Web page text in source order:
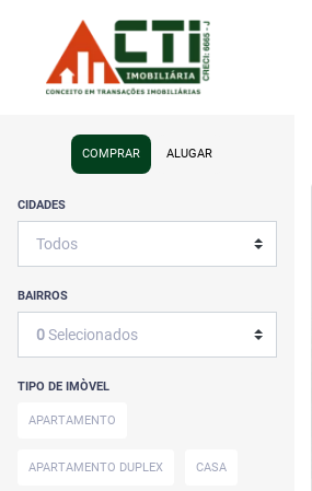
COMPRAR ALUGAR
CIDADES
BAIRROS
0Selecionados
TIPO DE IMÒVEL
APARTAMENTO
APARTAMENTO DUPLEX CASA